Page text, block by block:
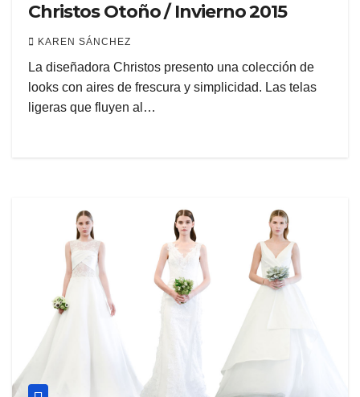
Christos Otoño / Invierno 2015
KAREN SÁNCHEZ
La diseñadora Christos presento una colección de
looks con aires de frescura y simplicidad. Las telas
ligeras que fluyen al…